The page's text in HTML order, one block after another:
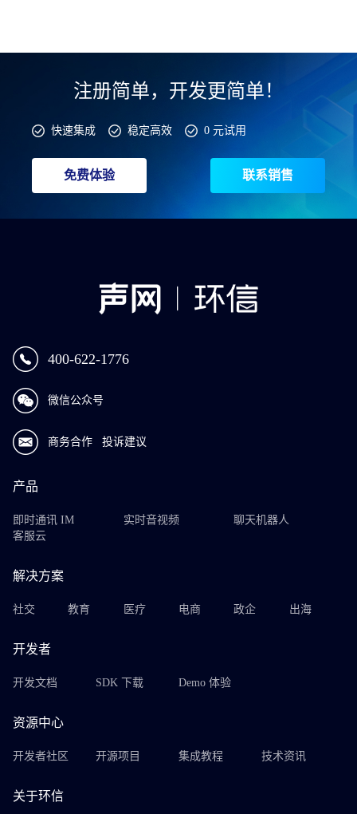
注册简单，开发更简单！
快速集成 稳定高效 0 元试用
免费体验 联系销售
400-622-1776
微信公众号
商务合作 投诉建议
产品
即时通讯 IM 实时音视频
聊天机器人
客服云
解决方案
社交 教育 医疗 电商 政企 出海
开发者
开发文档 SDK 下载 Demo 体验
资源中心
开发者社区 开源项目 集成教程 技术资讯
关于环信